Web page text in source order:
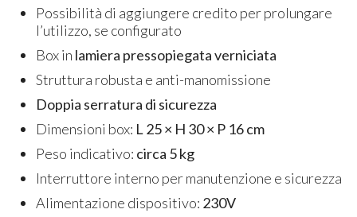
Possibilità di aggiungere credito per prolungare
l’utilizzo, se configurato
Box in lamiera pressopiegata verniciata
Struttura robusta e anti-manomissione
Doppia serratura di sicurezza
Dimensioni box: L 25 × H 30 × P 16 cm
Peso indicativo: circa 5 kg
Interruttore interno per manutenzione e sicurezza
Alimentazione dispositivo: 230V